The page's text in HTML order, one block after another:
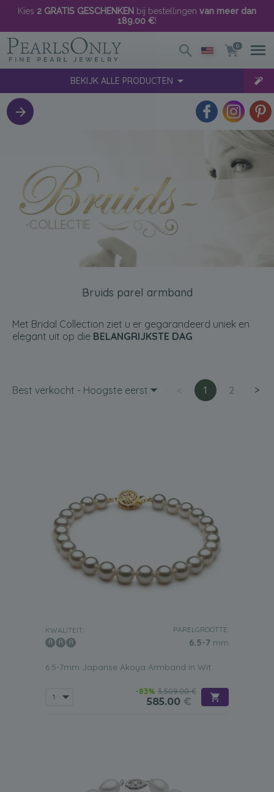
Kies 2 GRATIS GESCHENKEN bij bestellingen van meer dan
189.00 €!
0
BEKIJK ALLE PRODUCTEN
Bruids parel armband
Met Bridal Collection ziet u er gegarandeerd uniek en
elegant uit op die BELANGRIJKSTE DAG
Best verkocht - Hoogste eerst 1 2 >
KWALITEIT: PARELGROOTTE:
6.5-7 mm
6.5-7mm Japanse Akoya Armband in Wit
-83% 3,509.00 €
585.00 €